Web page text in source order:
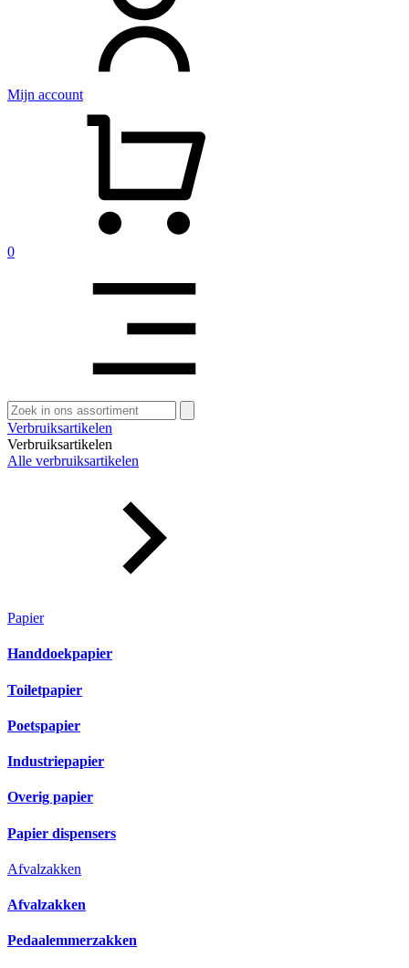
Mijn account
0
Zoeken
naar:
Verbruiksartikelen
Verbruiksartikelen
Alle verbruiksartikelen
Papier
Handdoekpapier
Toiletpapier
Poetspapier
Industriepapier
Overig papier
Papier dispensers
Afvalzakken
Afvalzakken
Pedaalemmerzakken